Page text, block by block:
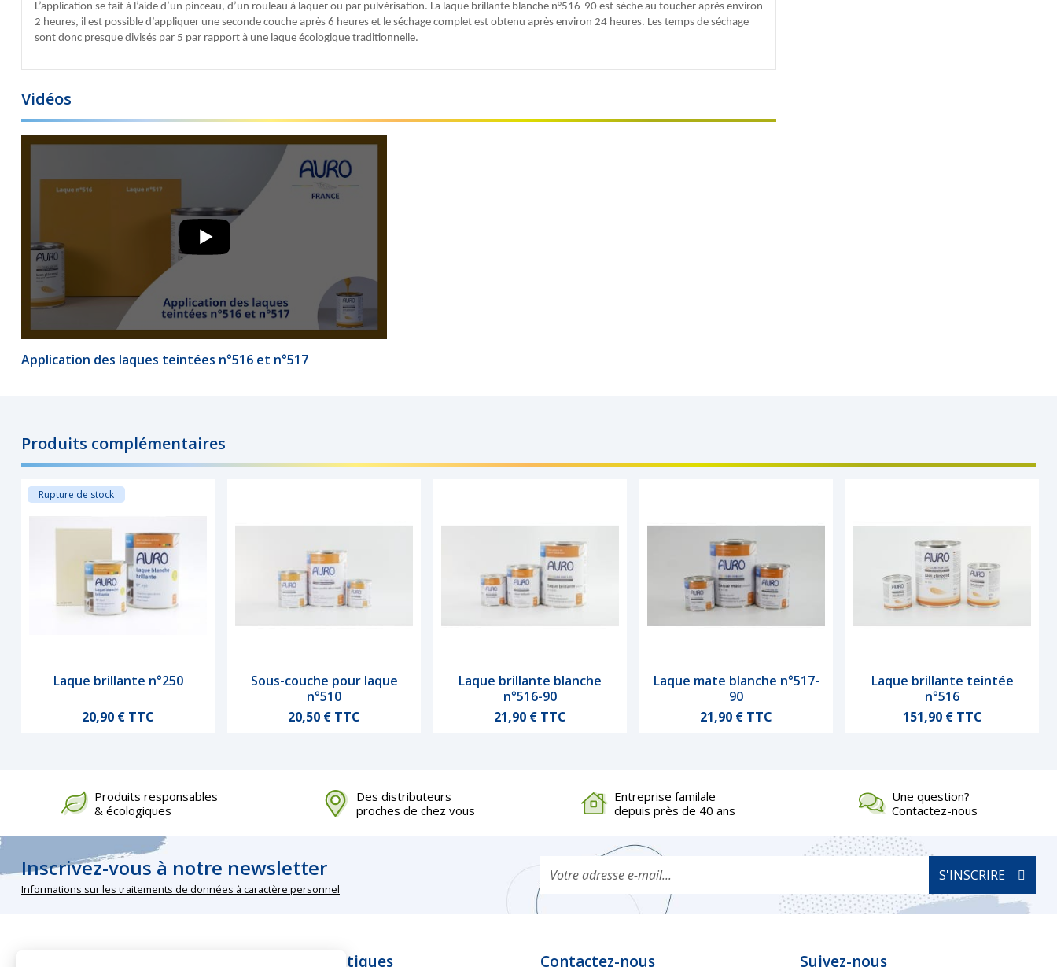
L’application se fait à l’aide d’un pinceau, d’un rouleau à laquer ou par pulvérisation. La laque brillante blanche n°516-90 est sèche au toucher après environ
2 heures, il est possible d’appliquer une seconde couche après 6 heures et le séchage complet est obtenu après environ 24 heures. Les temps de séchage
sont donc presque divisés par 5 par rapport à une laque écologique traditionnelle.
Vidéos
Application des laques teintées n°516 et n°517
Produits complémentaires
Aperçu rapide
Rupture de stock
Laque brillante n°250
Prix
20,90 € TTC
Aperçu rapide
Sous-couche pour laque
n°510
Prix
20,50 € TTC
Aperçu rapide
Laque brillante blanche
n°516-90
Prix
21,90 € TTC
Aperçu rapide
Laque mate blanche n°517-
90
Prix
21,90 € TTC
Aperçu rapide
Laque brillante teintée
n°516
Prix
151,90 € TTC
Produits responsables
& écologiques
Des distributeurs
proches de chez vous
Entreprise familale
depuis près de 40 ans
Une question?
Contactez-nous
Inscrivez-vous à notre newsletter
Informations sur les traitements de données à caractère personnel
S'INSCRIRE
Infos pratiques Contactez-nous Suivez-nous